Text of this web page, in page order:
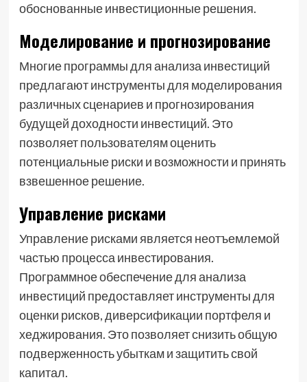
обоснованные инвестиционные решения.
Моделирование и прогнозирование
Многие программы для анализа инвестиций
предлагают инструменты для моделирования
различных сценариев и прогнозирования
будущей доходности инвестиций. Это
позволяет пользователям оценить
потенциальные риски и возможности и принять
взвешенное решение.
Управление рисками
Управление рисками является неотъемлемой
частью процесса инвестирования.
Программное обеспечение для анализа
инвестиций предоставляет инструменты для
оценки рисков, диверсификации портфеля и
хеджирования. Это позволяет снизить общую
подверженность убыткам и защитить свой
капитал.